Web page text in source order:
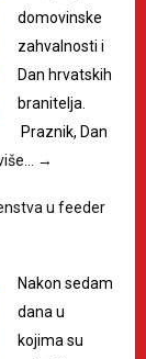
domovinske
zahvalnosti i
Dan hrvatskih
branitelja.
Praznik, Dan
→
u feeder
Nakon sedam
dana u
kojima su